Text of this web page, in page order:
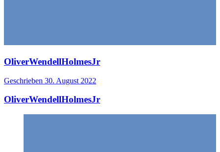
OliverWendellHolmesJr
Geschrieben 30. August 2022
OliverWendellHolmesJr